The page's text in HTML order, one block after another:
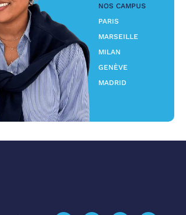
NOS CAMPUS
PARIS
MARSEILLE
MILAN
GENÈVE
MADRID